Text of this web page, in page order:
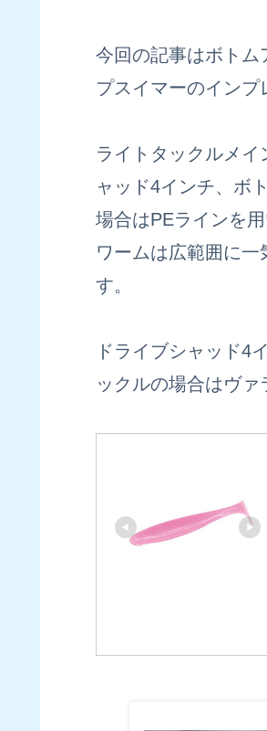
今回の記事はボトム
プスイマーのイン
ライトタックルメ
ャッド4インチ、ボ
場合はPEラインを
ワームは広範囲に
す。
ドライブシャッド4
ックルの場合はヴ